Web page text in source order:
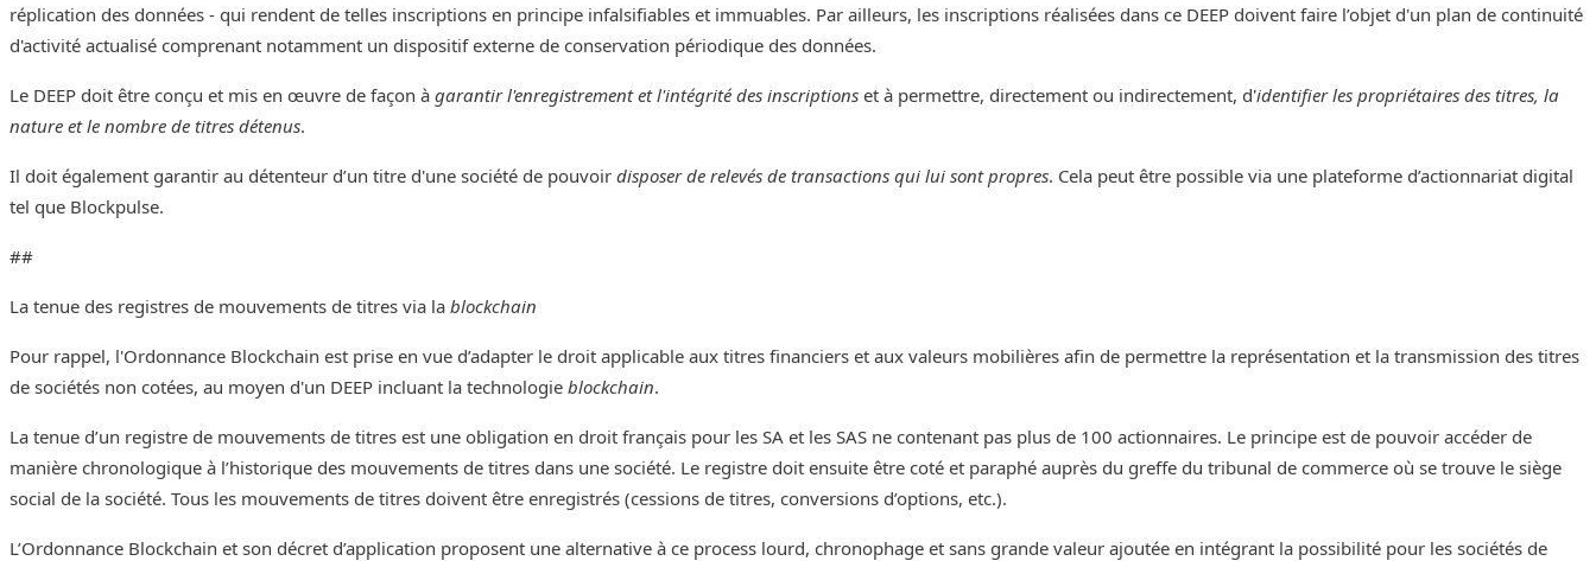
réplication des données - qui rendent de telles inscriptions en principe infalsifiables et immuables. Par ailleurs, les inscriptions réalisées dans ce DEEP doivent faire l’objet d'un plan de continuité
d'activité actualisé comprenant notamment un dispositif externe de conservation périodique des données.
Le DEEP doit être conçu et mis en œuvre de façon à garantir l'enregistrement et l'intégrité des inscriptions et à permettre, directement ou indirectement, d'identifier les propriétaires des titres, la
nature et le nombre de titres détenus.
Il doit également garantir au détenteur d’un titre d'une société de pouvoir disposer de relevés de transactions qui lui sont propres. Cela peut être possible via une plateforme d’actionnariat digital
tel que Blockpulse.
##
La tenue des registres de mouvements de titres via la blockchain
Pour rappel, l'Ordonnance Blockchain est prise en vue d’adapter le droit applicable aux titres financiers et aux valeurs mobilières afin de permettre la représentation et la transmission des titres
de sociétés non cotées, au moyen d'un DEEP incluant la technologie blockchain.
La tenue d’un registre de mouvements de titres est une obligation en droit français pour les SA et les SAS ne contenant pas plus de 100 actionnaires. Le principe est de pouvoir accéder de
manière chronologique à l’historique des mouvements de titres dans une société. Le registre doit ensuite être coté et paraphé auprès du greffe du tribunal de commerce où se trouve le siège
social de la société. Tous les mouvements de titres doivent être enregistrés (cessions de titres, conversions d’options, etc.).
L’Ordonnance Blockchain et son décret d’application proposent une alternative à ce process lourd, chronophage et sans grande valeur ajoutée en intégrant la possibilité pour les sociétés de